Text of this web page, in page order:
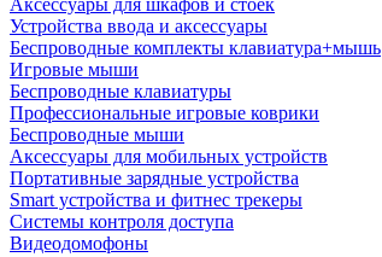
Аксессуары для шкафов и стоек
Устройства ввода и аксессуары
Беспроводные комплекты клавиатура+мышь
Игровые мыши
Беспроводные клавиатуры
Профессиональные игровые коврики
Беспроводные мыши
Аксессуары для мобильных устройств
Портативные зарядные устройства
Smart устройства и фитнес трекеры
Системы контроля доступа
Видеодомофоны